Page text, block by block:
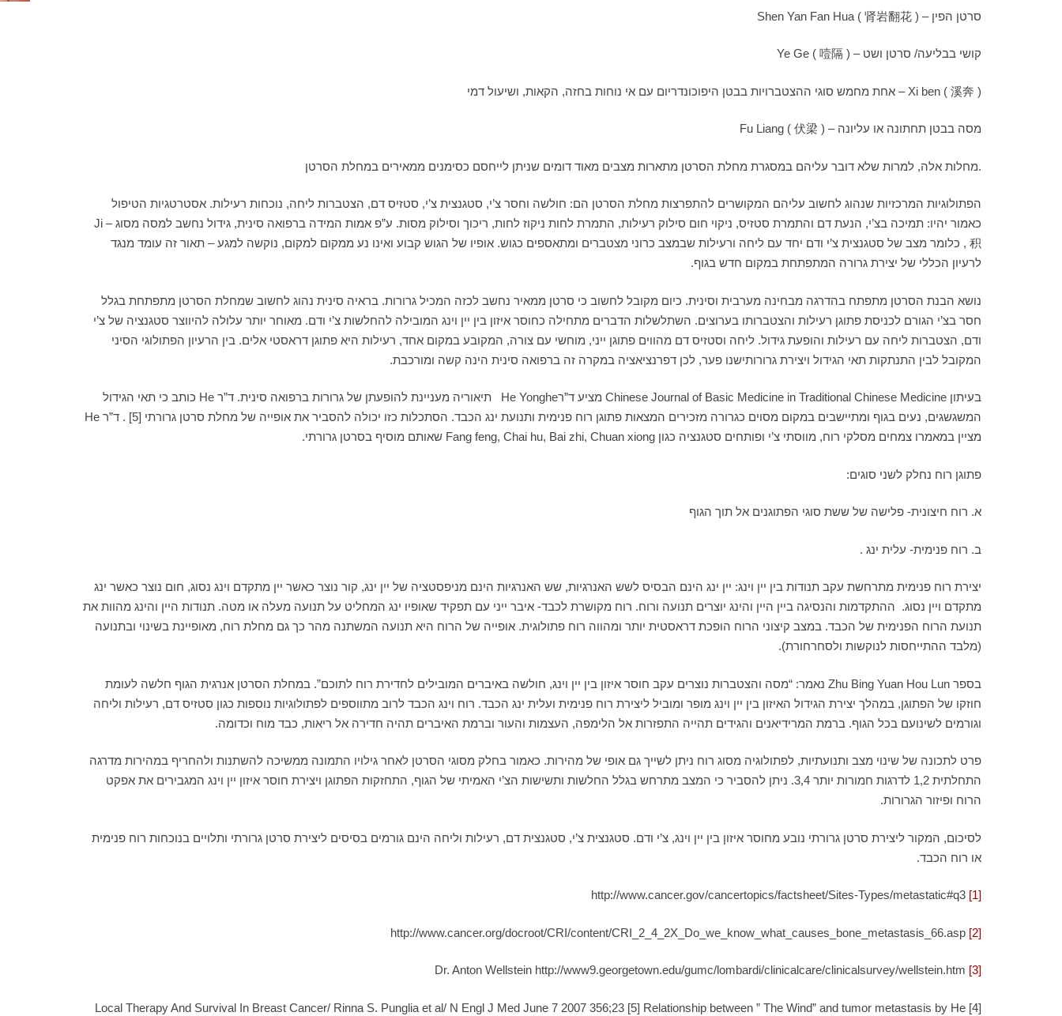
Shen Yan Fan Hua ( 肾岩翻花 ) – סרטן הפין
Ye Ge ( 噎隔 ) – קושי בבליעה/ סרטן ושט
אחת מחמש סוגי ההצטברויות בבטן היפוכונדריום עם אי נוחות בחזה, הקאות, ושיעול דמי – Xi ben ( 溪奔 )
Fu Liang ( 伏梁 ) – מסה בבטן תחתונה או עליונה
מחלות אלה, למרות שלא דובר עליהם במסגרת מחלת הסרטן מתארות מצבים מאוד דומים שניתן לייחסם כסימנים ממאירים במחלת הסרטן.
הפתולוגיות המרכזיות שנהוג לחשוב עליהם המקושרים להתפרצות מחלת הסרטן הם: חולשה וחסר צ’י, סטגנצית צ’י, סטזיס דם, הצטברות ליחה, נוכחות רעילות. אסטרטגיות הטיפול
כאמור יהיו: תמיכה בצ’י, הנעת דם והתמרת סטזיס, ניקוי חום סילוק רעילות, התמרת לחות ניקוז לחות, ריכוך וסילוק מסות. ע”פ אמות המידה ברפואה סינית, גידול נחשב למסה מסוג Ji –
积 , כלומר מצב של סטגנצית צ’י ודם יחד עם ליחה ורעילות שבמצב כרוני מצטברים ומתאספים כגוש. אופיו של הגוש קבוע ואינו נע ממקום למקום, נוקשה למגע – תאור זה עומד מנגד
לרעיון הכללי של יצירת גרורה המתפתחת במקום חדש בגוף.
נושא הבנת הסרטן מתפתח בהדרגה מבחינה מערבית וסינית. כיום מקובל לחשוב כי סרטן ממאיר נחשב לכזה המכיל גרורות. בראיה סינית נהוג לחשוב שמחלת הסרטן מתפתחת בגלל
חסר בצ’י הגורם לכניסת פתוגן רעילות והצטברותו בערוצים. השתלשלות הדברים מתחילה כחוסר איזון בין יין וינג המובילה להחלשות צ’י ודם. מאוחר יותר עלולה להיווצר סטגנציה של צ’י
ודם, הצטברות ליחה עם רעילות והופעת גידול. ליחה וסטזיס דם מהווים פתוגן ייני, מוחשי עם צורה, המקובע במקום אחד, רעילות היא פתוגן דראסטי אלים. בין הרעיון הפתולוגי הסיני
המקובל לבין התנתקות תאי הגידול ויצירת גרורותישנו פער, לכן דפרנציאציה במקרה זה ברפואה סינית הינה קשה ומורכבת.
בעיתון Chinese Journal of Basic Medicine in Traditional Chinese Medicine מציע ד”רHe Yonghe תיאוריה מעניינת להופעתן של גרורות ברפואה סינית. ד”ר He כותב כי תאי הגידול
המשגשגים, נעים בגוף ומתיישבים במקום מסוים כגרורה מזכירים המצאות פתוגן רוח פנימית ותנועת ינג הכבד. הסתכלות כזו יכולה להסביר את אופייה של מחלת סרטן גרורתי [5] . ד”ר He
מציין במאמרו צמחים מסלקי רוח, מווסתי צ’י ופותחים סטגנציה כגון Fang feng, Chai hu, Bai zhi, Chuan xiong שאותם מוסיף בסרטן גרורתי.
פתוגן רוח נחלק לשני סוגים:
א. רוח חיצונית- פלישה של ששת סוגי הפתוגנים אל תוך הגוף
ב. רוח פנימית- עלית ינג .
יצירת רוח פנימית מתרחשת עקב תנודות בין יין וינג: יין ינג הינם הבסיס לשש האנרגיות, שש האנרגיות הינם מניפסטציה של יין ינג, קור נוצר כאשר יין מתקדם וינג נסוג, חום נוצר כאשר ינג
מתקדם ויין נסוג. ההתקדמות והנסיגה ביין היין והינג יוצרים תנועה ורוח. רוח מקושרת לכבד- איבר ייני עם תפקיד שאופיו ינג המחליט על תנועה מעלה או מטה. תנודות היין והינג מהוות את
תנועת הרוח הפנימית של הכבד. במצב קיצוני הרוח הופכת דראסטית יותר ומהווה רוח פתולוגית. אופייה של הרוח היא תנועה המשתנה מהר כך גם מחלת רוח, מאופיינת בשינוי ובתנועה
(מלבד ההתייחסות לנוקשות ולסחרחורת).
בספר Zhu Bing Yuan Hou Lun נאמר: “מסה והצטברות נוצרים עקב חוסר איזון בין יין וינג, חולשה באיברים המובילים לחדירת רוח לתוכם”. במחלת הסרטן אנרגית הגוף חלשה לעומת
חוזקו של הפתוגן, במהלך יצירת הגידול האיזון בין יין וינג מופר ומוביל ליצירת רוח פנימית ועלית ינג הכבד. רוח וינג הכבד לרוב מתווספים לפתולוגיות נוספות כגון סטזיס דם, רעילות וליחה
וגורמים לשינועם בכל הגוף. ברמת המרידיאנים והגידים תהייה התפזרות אל הלימפה, העצמות והעור וברמת האיברים תהיה חדירה אל ריאות, כבד מוח וכדומה.
פרט לתכונה של שינוי מצב ותנועתיות, לפתולוגיה מסוג רוח ניתן לשייך גם אופי של מהירות. כאמור בחלק מסוגי הסרטן לאחר גילויו התמונה ממשיכה להשתנות ולהחריף במהירות מדרגה
התחלתית 1,2 לדרגות חמורות יותר 3,4. ניתן להסביר כי המצב מתרחש בגלל החלשות ותשישות הצ’י האמיתי של הגוף, התחזקות הפתוגן ויצירת חוסר איזון יין וינג המגבירים את אפקט
הרוח ופיזור הגרורות.
לסיכום, המקור ליצירת סרטן גרורתי נובע מחוסר איזון בין יין וינג, צ’י ודם. סטגנצית צ’י, סטגנצית דם, רעילות וליחה הינם גורמים בסיסים ליצירת סרטן גרורתי ותלויים בנוכחות רוח פנימית
או רוח הכבד.
[1]
http://www.cancer.gov/cancertopics/factsheet/Sites-Types/metastatic#q3
[2]
http://www.cancer.org/docroot/CRI/content/CRI_2_4_2X_Do_we_know_what_causes_bone_metastasis_66.asp
[3]
Dr. Anton Wellstein http://www9.georgetown.edu/gumc/lombardi/clinicalcare/clinicalsurvey/wellstein.htm
[4] Local Therapy And Survival In Breast Cancer/ Rinna S. Punglia et al/ N Engl J Med June 7 2007 356;23
[5] Relationship between ” The Wind” and tumor metastasis by He